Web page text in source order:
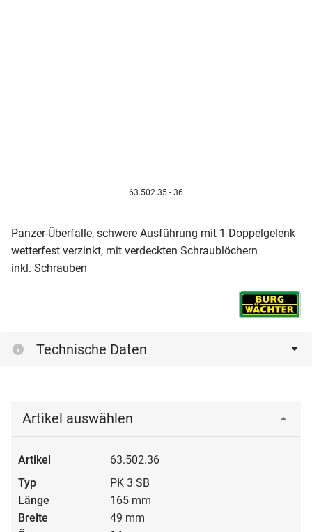
63.502.35 - 36
Panzer-Überfalle, schwere Ausführung mit 1 Doppelgelenk
wetterfest verzinkt, mit verdeckten Schraublöchern
inkl. Schrauben
Technische Daten
Artikel auswählen
63.502.36
PK 3 SB
165 mm
49 mm